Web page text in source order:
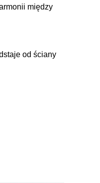
między
od ściany